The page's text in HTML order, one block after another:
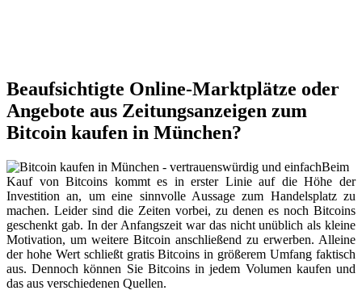
Beaufsichtigte Online-Marktplätze oder
Angebote aus Zeitungsanzeigen zum
Bitcoin kaufen in München?
Beim
Kauf von Bitcoins kommt es in erster Linie auf die Höhe der
Investition an, um eine sinnvolle Aussage zum Handelsplatz zu
machen. Leider sind die Zeiten vorbei, zu denen es noch Bitcoins
geschenkt gab. In der Anfangszeit war das nicht unüblich als kleine
Motivation, um weitere Bitcoin anschließend zu erwerben. Alleine
der hohe Wert schließt gratis Bitcoins in größerem Umfang faktisch
aus. Dennoch können Sie Bitcoins in jedem Volumen kaufen und
das aus verschiedenen Quellen.